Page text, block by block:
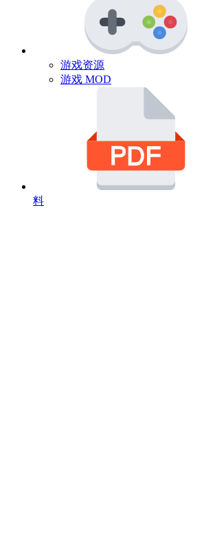
游戏资源
游戏 MOD
料